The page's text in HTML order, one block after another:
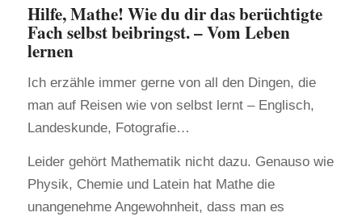
Hilfe, Mathe! Wie du dir das berüchtigte
Fach selbst beibringst. – Vom Leben
lernen
Ich erzähle immer gerne von all den Dingen, die
man auf Reisen wie von selbst lernt – Englisch,
Landeskunde, Fotografie…
Leider gehört Mathematik nicht dazu. Genauso wie
Physik, Chemie und Latein hat Mathe die
unangenehme Angewohnheit, dass man es